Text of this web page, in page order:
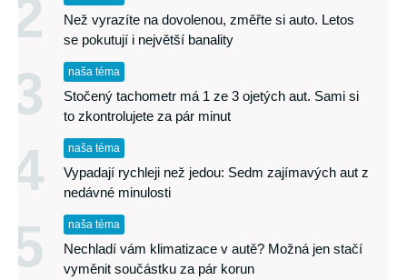
2
Než vyrazíte na dovolenou, změřte si auto. Letos
se pokutují i největší banality
3 naša téma
Stočený tachometr má 1 ze 3 ojetých aut. Sami si
to zkontrolujete za pár minut
4 naša téma
Vypadají rychleji než jedou: Sedm zajímavých aut z
nedávné minulosti
5 naša téma
Nechladí vám klimatizace v autě? Možná jen stačí
vyměnit součástku za pár korun